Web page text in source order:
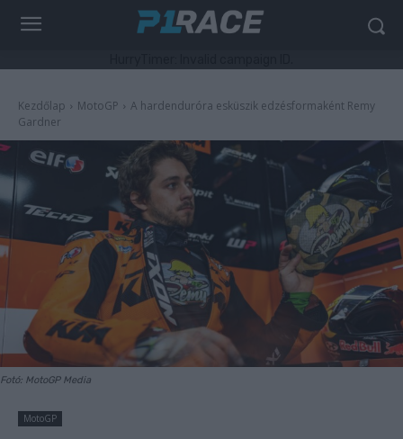
Kezdőlap MotoGP
A hardenduróra esküszik edzésformaként Remy
Gardner
Fotó: MotoGP Media
MotoGP